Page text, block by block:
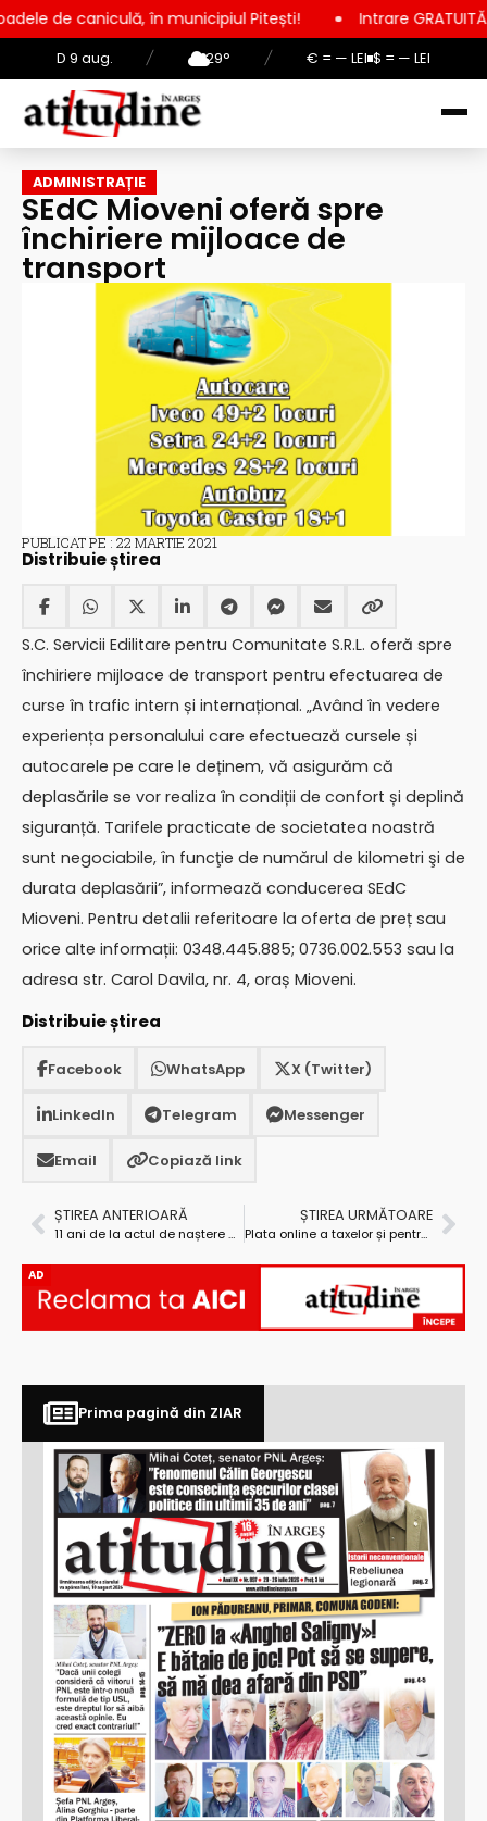
D 9 aug. / 29° / € = — LEI $ = — LEI
în municipiul Pitești! Intrare GRATUITĂ pentru copii,
ADMINISTRAȚIE
SEdC Mioveni oferă spre
închiriere mijloace de
transport
PUBLICAT PE : 22 MARTIE 2021
Distribuie știrea
S.C. Servicii Edilitare pentru Comunitate S.R.L. oferă spre
închiriere mijloace de transport pentru efectuarea de
curse în trafic intern și internațional. „Având în vedere
experiența personalului care efectuează cursele și
autocarele pe care le deținem, vă asigurăm că
deplasările se vor realiza în condiții de confort și deplină
siguranță. Tarifele practicate de societatea noastră
sunt negociabile, în funcţie de numărul de kilometri şi de
durata deplasării”, informează conducerea SEdC
Mioveni. Pentru detalii referitoare la oferta de preț sau
orice alte informații: 0348.445.885; 0736.002.553 sau la
adresa str. Carol Davila, nr. 4, oraș Mioveni.
Distribuie știrea
Facebook WhatsApp X (Twitter)
LinkedIn Telegram Messenger
Email Copiază link
ȘTIREA ANTERIOARĂ
11 ani de la actul de naștere al noului sediu al Filarmonicii Pitești
ȘTIREA URMĂTOARE
Plata online a taxelor și pentru persoane juridice, la Mioveni!
AD
Prima pagină din ZIAR